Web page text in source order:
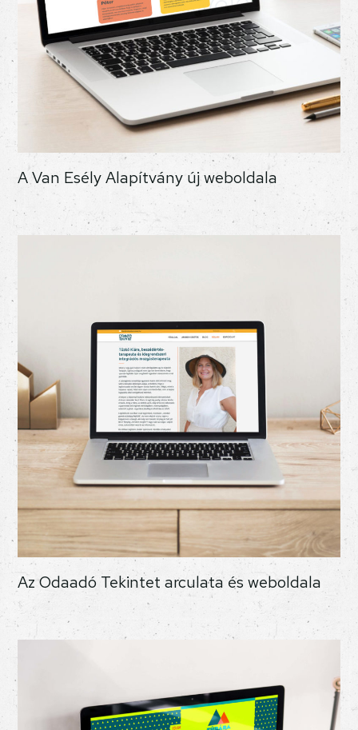
A Van Esély Alapítvány új weboldala
Az Odaadó Tekintet arculata és weboldala